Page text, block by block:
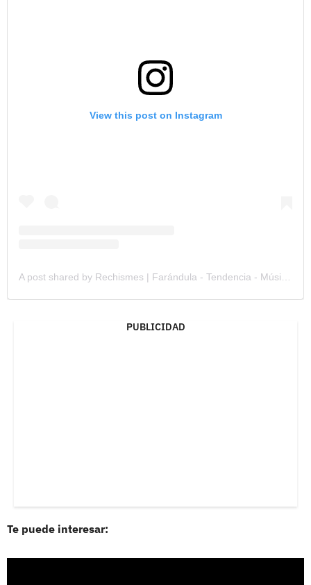
View this post on Instagram
A post shared by Rechismes | Farándula - Tendencia - Música (@rechismes)
PUBLICIDAD
Te puede interesar: